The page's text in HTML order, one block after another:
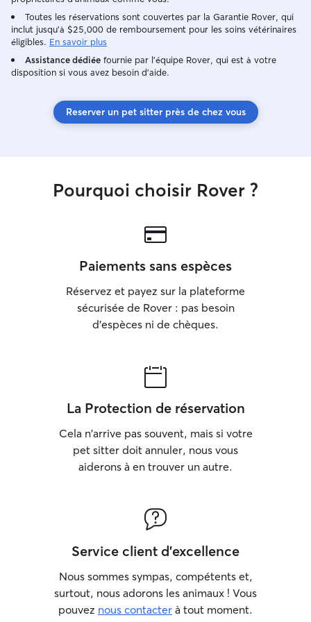
aux repas et à l’attention qu’un animal
demande au quotidien. J’organise mon
emploi du temps d'étudiante pour être
disponible et présente afin d’assurer le
bien-être, les sorties et les besoins de
chaque compagnon confié. Je m’adapte
chaque animal afin qu’il se sente en
confiance et en sécurité. À mon
repos adaptés à son rythme. Lors des
concernant les repas, les sorties, les
apporter. Je prends le temps de créer
des nouvelles et des photos pour
rassurer les propriétaires pendant leur
Toutes les réservations sont couvertes par la Garantie Rover, qui
inclut jusqu'à $25,000 de remboursement pour les soins vétérinaires
éligibles. En savoir plus
Assistance dédiée fournie par l'équipe Rover, qui est à votre
disposition si vous avez besoin d'aide.
Reserver un pet sitter près de chez vous
Pourquoi choisir Rover ?
Paiements sans espèces
Réservez et payez sur la plateforme
sécurisée de Rover : pas besoin
d'espèces ni de chèques.
La Protection de réservation
Cela n'arrive pas souvent, mais si votre
pet sitter doit annuler, nous vous
aiderons à en trouver un autre.
Service client d'excellence
Nous sommes sympas, compétents et,
surtout, nous adorons les animaux ! Vous
pouvez nous contacter à tout moment.